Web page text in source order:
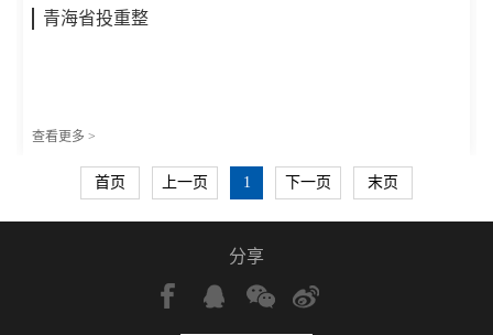
青海省投重整
查看更多 >
首页 上一页 1 下一页 末页
分享